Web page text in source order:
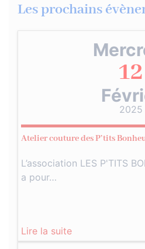
Les prochains
12
2025
Atelier couture des P’tits
L’association LES P'TITS
a pour…
Lire la suite